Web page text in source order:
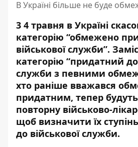
В Україні більше не буде
3 4 травня в Україні
категорію “обмежено
військової служби”.
категорію “придатний до
служби з певними
хто раніше вважався
придатним, тепер
повторну військово-
щоб визначити їх
до військової служби.